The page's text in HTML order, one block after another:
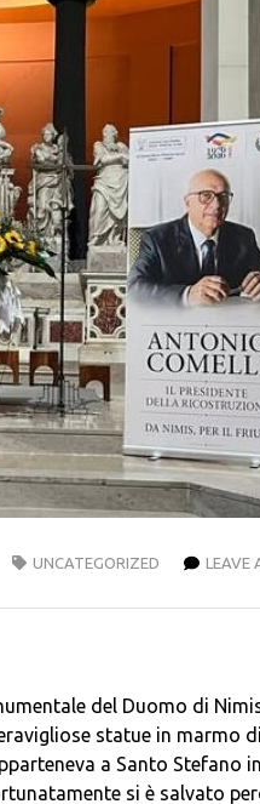
UNCATEGORIZED LEAVE
del Duomo di
statue in marmo
a Santo Stefano
si è salvato